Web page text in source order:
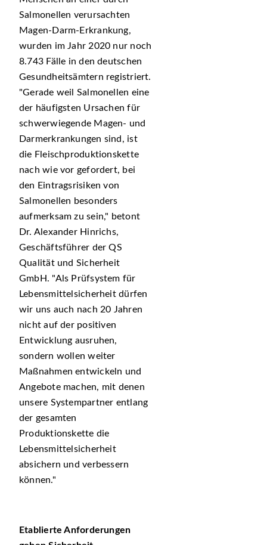
Salmonellen verursachten
Magen-Darm-Erkrankung,
wurden im Jahr 2020 nur noch
8.743 Fälle in den deutschen
Gesundheitsämtern registriert.
Gerade weil Salmonellen eine
der häufigsten Ursachen für
schwerwiegende Magen- und
Darmerkrankungen sind, ist
die Fleischproduktionskette
nach wie vor gefordert, bei
den Eintragsrisiken von
Salmonellen besonders
aufmerksam zu sein,
betont
Dr. Alexander Hinrichs,
Geschäftsführer der QS
Qualität und Sicherheit
GmbH.
Als Prüfsystem für
Lebensmittelsicherheit dürfen
wir uns auch nach 20 Jahren
nicht auf der positiven
Entwicklung ausruhen,
sondern wollen weiter
Maßnahmen entwickeln und
Angebote machen, mit denen
unsere Systempartner entlang
der gesamten
Produktionskette die
Lebensmittelsicherheit
absichern und verbessern
können.
Etablierte Anforderungen